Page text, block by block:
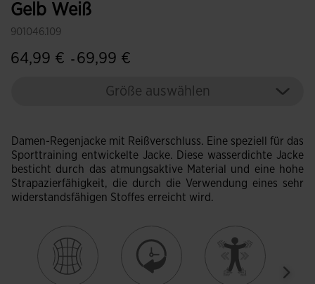
Gelb Weiß
901046.109
64,99 € - 69,99 €
Größe auswählen
Damen-Regenjacke mit Reißverschluss. Eine speziell für das
Sporttraining entwickelte Jacke. Diese wasserdichte Jacke
besticht durch das atmungsaktive Material und eine hohe
Strapazierfähigkeit, die durch die Verwendung eines sehr
widerstandsfähigen Stoffes erreicht wird.